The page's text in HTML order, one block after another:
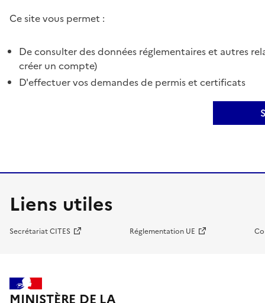
Ce site vous permet :
De consulter des données réglementaires et autres
créer un compte)
D'effectuer vos demandes de permis et certificats
Liens utiles
Secrétariat CITES Réglementation UE